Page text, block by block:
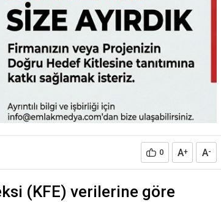
0 A+ A-
(KFE) verilerine göre